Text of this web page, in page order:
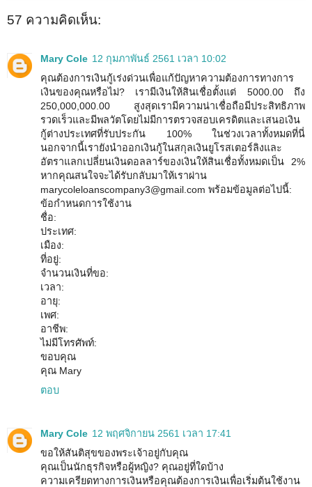
57 ความคิดเห็น:
Mary Cole 12 กุมภาพันธ์ 2561 เวลา 10:02
คุณต้องการเงินกู้เร่งด่วนเพื่อแก้ปัญหาความต้องการทางการ
เงินของคุณหรือไม่? เรามีเงินให้สินเชื่อตั้งแต่ 5000.00 ถึง
250,000,000.00 สูงสุดเรามีความน่าเชื่อถือมีประสิทธิภาพ
รวดเร็วและมีพลวัตโดยไม่มีการตรวจสอบเครดิตและเสนอเงิน
กู้ต่างประเทศที่รับประกัน 100% ในช่วงเวลาทั้งหมดที่นี่
นอกจากนี้เรายังนำออกเงินกู้ในสกุลเงินยูโรสเตอร์ลิงและ
อัตราแลกเปลี่ยนเงินดอลลาร์ของเงินให้สินเชื่อทั้งหมดเป็น 2%
หากคุณสนใจจะได้รับกลับมาให้เราผ่าน
marycoleloanscompany3@gmail.com พร้อมข้อมูลต่อไปนี้:
ข้อกำหนดการใช้งาน
ชื่อ:
ประเทศ:
เมือง:
ที่อยู่:
จำนวนเงินที่ขอ:
เวลา:
อายุ:
เพศ:
อาชีพ:
ไม่มีโทรศัพท์:
ขอบคุณ
คุณ Mary
ตอบ
Mary Cole 12 พฤศจิกายน 2561 เวลา 17:41
ขอให้สันติสุขของพระเจ้าอยู่กับคุณ
คุณเป็นนักธุรกิจหรือผู้หญิง? คุณอยู่ที่ใดบ้าง
ความเครียดทางการเงินหรือคุณต้องการเงินเพื่อเริ่มต้นใช้งาน